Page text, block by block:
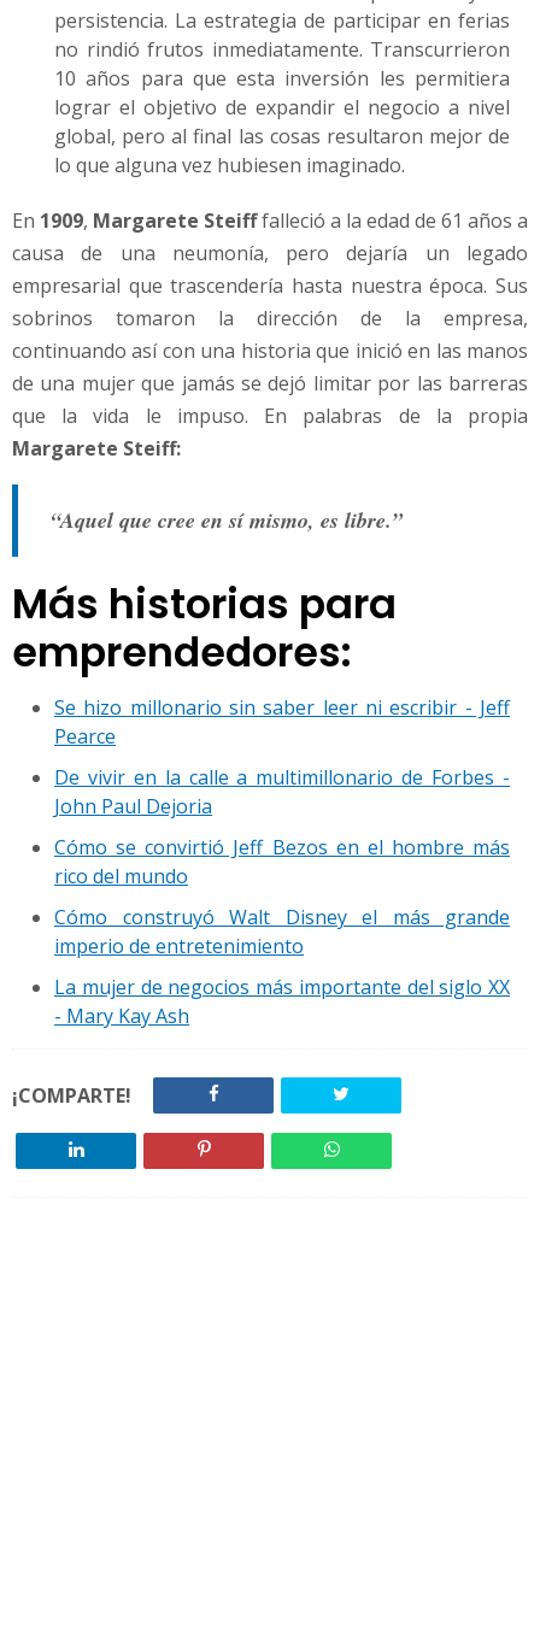
persistencia. La estrategia de participar en ferias
no rindió frutos inmediatamente. Transcurrieron
10 años para que esta inversión les permitiera
lograr el objetivo de expandir el negocio a nivel
global, pero al final las cosas resultaron mejor de
lo que alguna vez hubiesen imaginado.
En 1909, Margarete Steifffalleció a la edad de 61 años a
causa de una neumonía, pero dejaría un legado
empresarial que trascendería hasta nuestra época. Sus
sobrinos tomaron la dirección de la empresa,
continuando así con una historia que inició en las manos
de una mujer que jamás se dejó limitar por las barreras
que la vida le impuso. En palabras de la propia
Margarete Steiff:
“Aquel que cree en sí mismo, es libre.”
Más historias para
emprendedores:
Se hizo millonario sin saber leer ni escribir - Jeff
Pearce
De vivir en la calle a multimillonario de Forbes -
John Paul Dejoria
Cómo se convirtió Jeff Bezos en el hombre más
rico del mundo
Cómo construyó Walt Disney el más grande
imperio de entretenimiento
La mujer de negocios más importante del siglo XX
- Mary Kay Ash
¡COMPARTE!